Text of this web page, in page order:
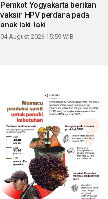
Pemkot Yogyakarta berikan
vaksin HPV perdana pada
anak laki-laki
04 August 2026 15:59 WIB